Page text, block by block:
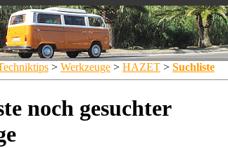
> Werkzeuge > HAZET > Suchliste
noch gesuchter